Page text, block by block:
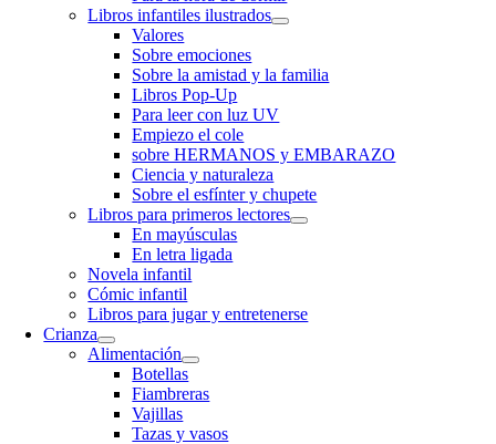
Libros infantiles ilustrados
Valores
Sobre emociones
Sobre la amistad y la familia
Libros Pop-Up
Para leer con luz UV
Empiezo el cole
sobre HERMANOS y EMBARAZO
Ciencia y naturaleza
Sobre el esfínter y chupete
Libros para primeros lectores
En mayúsculas
En letra ligada
Novela infantil
Cómic infantil
Libros para jugar y entretenerse
Crianza
Alimentación
Botellas
Fiambreras
Vajillas
Tazas y vasos